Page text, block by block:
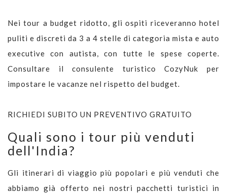
Nei tour a budget ridotto, gli ospiti riceveranno hotel
puliti e discreti da 3 a 4 stelle di categoria mista e auto
executive con autista, con tutte le spese coperte.
Consultare il consulente turistico CozyNuk per
impostare le vacanze nel rispetto del budget.
RICHIEDI SUBITO UN PREVENTIVO GRATUITO
Quali sono i tour più venduti
dell'India?
Gli itinerari di viaggio più popolari e più venduti che
abbiamo già offerto nei nostri pacchetti turistici in